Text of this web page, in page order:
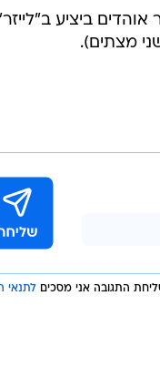
שימוש מספר אוהדים ביציע
מצתים).
התגובה אני מסכים לתנאי